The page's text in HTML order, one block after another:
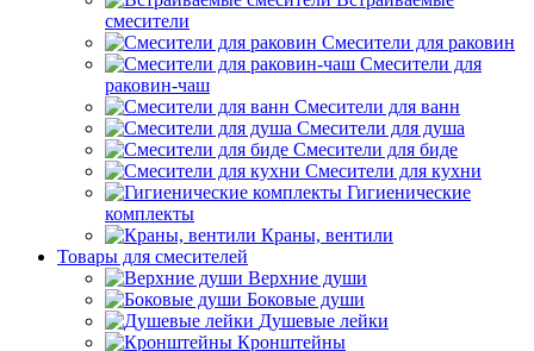
смесители
Смесители для раковин
Смесители для
раковин-чаш
Смесители для ванн
Смесители для душа
Смесители для биде
Смесители для кухни
Гигиенические
комплекты
Краны, вентили
Товары для смесителей
Верхние души
Боковые души
Душевые лейки
Кронштейны